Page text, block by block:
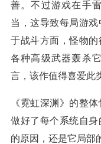
善。不过游戏在手
当，这导致每局游
于战斗方面，怪物
各种高级武器轰杀
言，该作值得喜爱此
《霓虹深渊》的整
做好了每个系统自
的原因，还是它局部